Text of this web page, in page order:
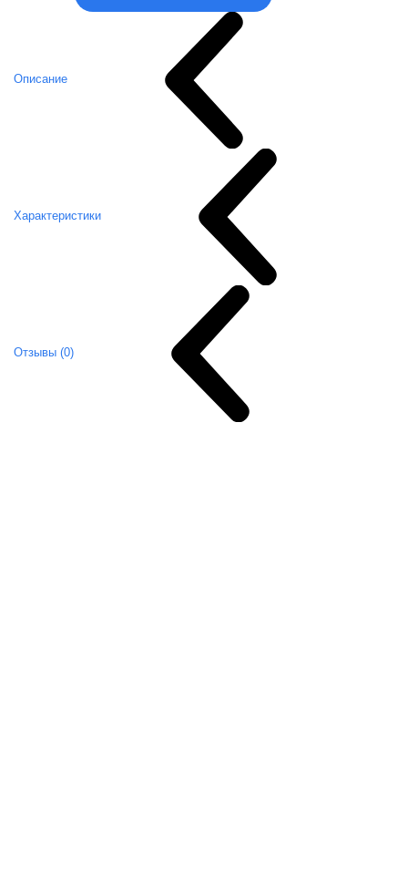
Описание
Характеристики
Отзывы (0)